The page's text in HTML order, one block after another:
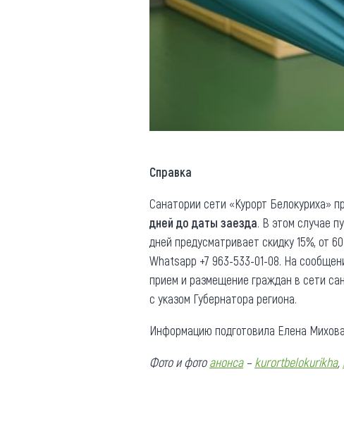
Справка
Санатории сети «Курорт Белокуриха»
дней до даты заезда. В этом случае
дней предусматривает скидку 15%, от
Whatsapp +7 963-533-01-08. На
прием и размещение граждан в сети
с указом Губернатора региона.
Информацию подготовила Елена
Фото и фотоанонса– kurortbelokurikha,